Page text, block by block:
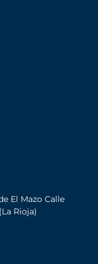
El Mazo Calle
Rioja)